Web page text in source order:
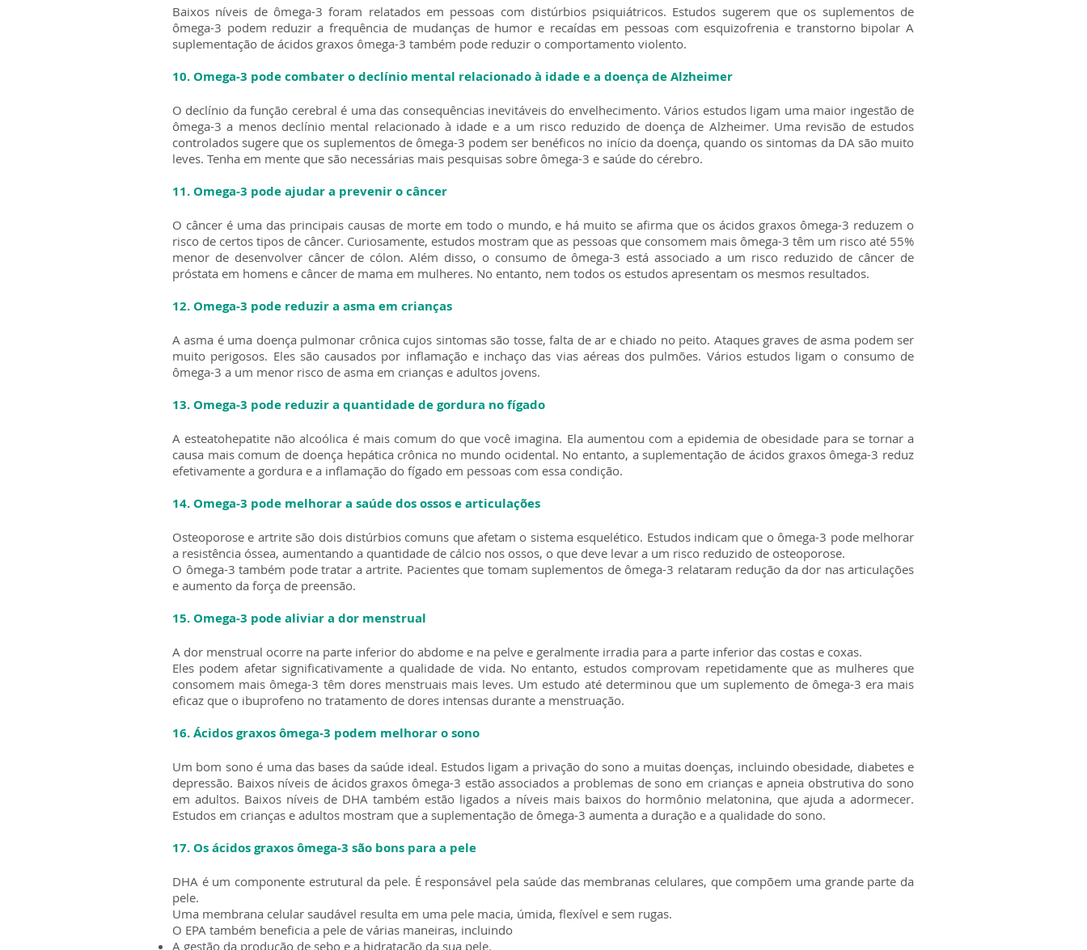
Baixos níveis de ômega-3 foram relatados em pessoas com distúrbios psiquiátricos. Estudos sugerem que os suplementos de
ômega-3 podem reduzir a frequência de mudanças de humor e recaídas em pessoas com esquizofrenia e transtorno bipolar A
suplementação de ácidos graxos ômega-3 também pode reduzir o comportamento violento.
10. Omega-3 pode combater o declínio mental relacionado à idade e a doença de Alzheimer
O declínio da função cerebral é uma das consequências inevitáveis do envelhecimento. Vários estudos ligam uma maior ingestão de
ômega-3 a menos declínio mental relacionado à idade e a um risco reduzido de doença de Alzheimer. Uma revisão de estudos
controlados sugere que os suplementos de ômega-3 podem ser benéficos no início da doença, quando os sintomas da DA são muito
leves. Tenha em mente que são necessárias mais pesquisas sobre ômega-3 e saúde do cérebro.
11. Omega-3 pode ajudar a prevenir o câncer
O câncer é uma das principais causas de morte em todo o mundo, e há muito se afirma que os ácidos graxos ômega-3 reduzem o
risco de certos tipos de câncer. Curiosamente, estudos mostram que as pessoas que consomem mais ômega-3 têm um risco até 55%
menor de desenvolver câncer de cólon. Além disso, o consumo de ômega-3 está associado a um risco reduzido de câncer de
próstata em homens e câncer de mama em mulheres. No entanto, nem todos os estudos apresentam os mesmos resultados.
12. Omega-3 pode reduzir a asma em crianças
A asma é uma doença pulmonar crônica cujos sintomas são tosse, falta de ar e chiado no peito. Ataques graves de asma podem ser
muito perigosos. Eles são causados por inflamação e inchaço das vias aéreas dos pulmões. Vários estudos ligam o consumo de
ômega-3 a um menor risco de asma em crianças e adultos jovens.
13. Omega-3 pode reduzir a quantidade de gordura no fígado
A esteatohepatite não alcoólica é mais comum do que você imagina. Ela aumentou com a epidemia de obesidade para se tornar a
causa mais comum de doença hepática crônica no mundo ocidental. No entanto, a suplementação de ácidos graxos ômega-3 reduz
efetivamente a gordura e a inflamação do fígado em pessoas com essa condição.
14. Omega-3 pode melhorar a saúde dos ossos e articulações
Osteoporose e artrite são dois distúrbios comuns que afetam o sistema esquelético. Estudos indicam que o ômega-3 pode melhorar
a resistência óssea, aumentando a quantidade de cálcio nos ossos, o que deve levar a um risco reduzido de osteoporose.
O ômega-3 também pode tratar a artrite. Pacientes que tomam suplementos de ômega-3 relataram redução da dor nas articulações
e aumento da força de preensão.
15. Omega-3 pode aliviar a dor menstrual
A dor menstrual ocorre na parte inferior do abdome e na pelve e geralmente irradia para a parte inferior das costas e coxas.
Eles podem afetar significativamente a qualidade de vida. No entanto, estudos comprovam repetidamente que as mulheres que
consomem mais ômega-3 têm dores menstruais mais leves. Um estudo até determinou que um suplemento de ômega-3 era mais
eficaz que o ibuprofeno no tratamento de dores intensas durante a menstruação.
16. Ácidos graxos ômega-3 podem melhorar o sono
Um bom sono é uma das bases da saúde ideal. Estudos ligam a privação do sono a muitas doenças, incluindo obesidade, diabetes e
depressão. Baixos níveis de ácidos graxos ômega-3 estão associados a problemas de sono em crianças e apneia obstrutiva do sono
em adultos. Baixos níveis de DHA também estão ligados a níveis mais baixos do hormônio melatonina, que ajuda a adormecer.
Estudos em crianças e adultos mostram que a suplementação de ômega-3 aumenta a duração e a qualidade do sono.
17. Os ácidos graxos ômega-3 são bons para a pele
DHA é um componente estrutural da pele. É responsável pela saúde das membranas celulares, que compõem uma grande parte da
pele.
Uma membrana celular saudável resulta em uma pele macia, úmida, flexível e sem rugas.
O EPA também beneficia a pele de várias maneiras, incluindo
A gestão da produção de sebo e a hidratação da sua pele.